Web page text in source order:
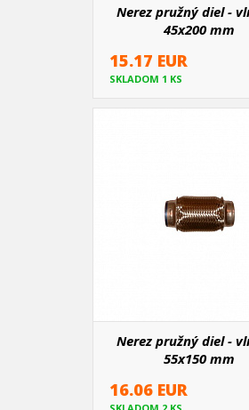
Nerez pružný diel -
45x200 mm
15.17 EUR
SKLADOM 1 KS
Nerez pružný diel -
55x150 mm
16.06 EUR